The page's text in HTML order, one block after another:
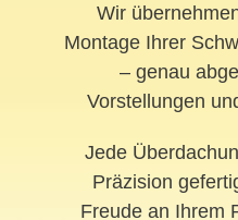
Wir
Montage Ihrer
– genau
Vorstellungen
Jede
Präzision
Freude an Ihrem